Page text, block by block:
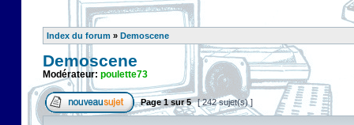
Index du forum » Demoscene
Demoscene
Modérateur: poulette73
Page1sur5 [ 242 sujet(s) ]